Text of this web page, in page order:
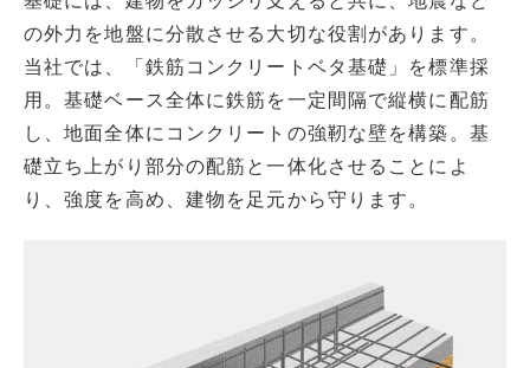
の外力を地盤に分散させる大切な役割があります。
当社では、「鉄筋コンクリートベタ基礎」を標準採
用。基礎ベース全体に鉄筋を一定間隔で縦横に配筋
し、地面全体にコンクリートの強靭な壁を構築。基
礎立ち上がり部分の配筋と一体化させることによ
り、強度を高め、建物を足元から守ります。